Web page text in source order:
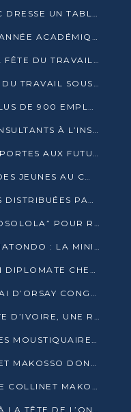
LIBERTÉ DE LA PRESSE : LE JEC DRESSE UN TABLEAU PRÉOCCUPANT AU CONGO
L’ENFICE LANCE SA PREMIÈRE ANNÉE ACADÉMIQUE AVEC 100 FUTURS ENSEIGNANTS
CONGO TERMINAL CÉLÈBRE LA FÊTE DU TRAVAIL AVEC SES COLLABORATEURS À POINTE-NOIRE
AGL CONGO CÉLÈBRE LA FÊTE DU TRAVAIL SOUS LE SIGNE DE LA COHÉSION
CONGO TERMINAL MOBILISE PLUS DE 900 EMPLOYÉS AUTOUR DE LA SÉCURITÉ AU TRAVAIL
RCM 2030 : DU RÉSEAU DE CONSULTANTS À L’INSTRUMENT DE PUISSANCE EN AFRIQUE FRANCOPHONE
CONGO TERMINAL OUVRE SES PORTES AUX FUTURS INGÉNIEURS AU FORUM DES MÉTIERS D’UCAC-ICAM
SEOPC 2026 : L’ORIENTATION DES JEUNES AU CŒUR DE LA DEUXIÈME ÉDITION
PLUS DE 1 500 MOUSTIQUAIRES DISTRIBUÉES PAR AGL ET CONGO TERMINAL DANS LA LUTTE CONTRE LE PALUDISME
NINON GOUAMBA RELANCE “TOSOLOLA” POUR RENFORCER LE DIALOGUE AVEC LES CITOYENS
RECONDUCTION DE ROSALIE MATONDO : LA MINISTRE PROMET D’ACCÉLÉRER LE TRAITEMENT DES DOSSIERS ET DE RELEVER DE NOUVEAUX DÉFIS
CONSTANT SERGE BOUNDA, UN DIPLOMATE CHEVRONNÉ AUX COMMANDES DES AFFAIRES ÉTRANGÈRES
PASSATION DE SERVICE AU QUAI D’ORSAY CONGOLAIS : GAKOSSO PASSE LE FLAMBEAU À BOUNDA
PAPA WEMBA HONORÉ EN CÔTE D’IVOIRE, UNE RUE PORTE DÉSORMAIS SON NOM
PALUDISME : TBC DISTRIBUE DES MOUSTIQUAIRES DANS DEUX CSI DE BRAZZAVILLE
CONSEIL DE CABINET : COLLINET MAKOSSO DONNE SES DERNIÈRES ORIENTATIONS
LE PREMIER MINISTRE ANATOLE COLLINET MAKOSSO DÉMISSIONNE AVEC SON GOUVERNEMENT
BRICE VOLTAIRE ETOU OBAMI À LA TÊTE DE L’ONEC-C POUR TROIS ANS